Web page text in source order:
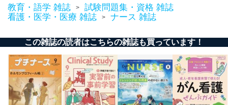
当社が取り扱う開示対象個人情報の利用目的は次のとお
りです。
No
個人情報の種類 利用目的
1
当社の定期購読サ
ービス等をご利用
の方の個人情報
購入商品の配送のため
商品代金回収のため
ｅメール等による商品、サービ
ス、キャンペーン等の広告の案内
のため
個人が特定できない形で取得した
教育・語学 雑誌 >
試験問題集・資格 雑誌
看護・医学・医療 雑誌
> ナース 雑誌
この雑誌の読者はこちらの雑誌も買っています！